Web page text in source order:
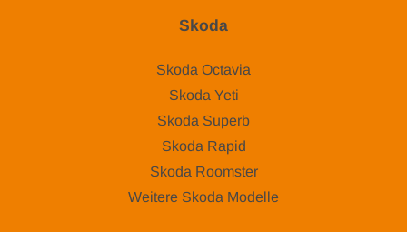
Skoda
Skoda Octavia
Skoda Yeti
Skoda Superb
Skoda Rapid
Skoda Roomster
Weitere Skoda Modelle